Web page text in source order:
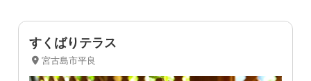
すくばりテラス
宮古島市平良